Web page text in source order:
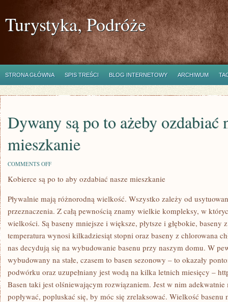
Turystyka, Podróże
STRONA GŁÓWNA SPIS TREŚCI BLOG INTERNETOWY ARCHIWUM
Dywany są po to ażeby ozdabiać
mieszkanie
COMMENTS OFFON
SĄ
AŻEBY
OZDABIAĆ
MIESZKANIE
Kobierce są po to aby ozdabiać nasze mieszkanie
Pływalnie mają różnorodną wielkość. Wszystko zależy od
przeznaczenia. Z całą pewnością znamy wielkie kompleksy, w
wielkości. Są baseny mniejsze i większe, płytsze i głębokie, baseny
temperatura wynosi kilkadziesiąt stopni oraz baseny z chlorowana
nas decydują się na wybudowanie basenu przy naszym domu. W
wybudowany na stałe, czasem to basen sezonowy – to okazały
podwórku oraz uzupełniany jest wodą na kilka letnich miesięcy –
Basen taki jest olśniewającym rozwiązaniem. Jest w nim
popływać, popluskać się, by móc się zrelaksować. Wielkość basenu